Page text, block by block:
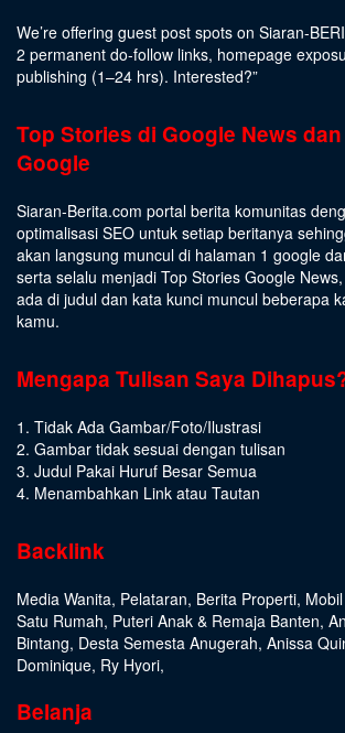
We’re offering guest post spots on Siaran-
2 permanent do-follow links, homepage
publishing (1–24 hrs). Interested?”
Top Stories di Google News dan
Google
Siaran-Berita.com portal berita komunitas
optimalisasi SEO untuk setiap beritanya
akan langsung muncul di halaman 1 google
serta selalu menjadi Top Stories Google
ada di judul dan kata kunci muncul beberapa
kamu.
Mengapa Tulisan Saya
1. Tidak Ada Gambar/Foto/Ilustrasi
2. Gambar tidak sesuai dengan tulisan
3. Judul Pakai Huruf Besar Semua
4. Menambahkan Link atau Tautan
Backlink
Media Wanita, Pelataran, Berita Properti,
Satu Rumah, Puteri Anak & Remaja Banten,
Bintang, Desta Semesta Anugerah, Anissa
Dominique, Ry Hyori,
Belanja